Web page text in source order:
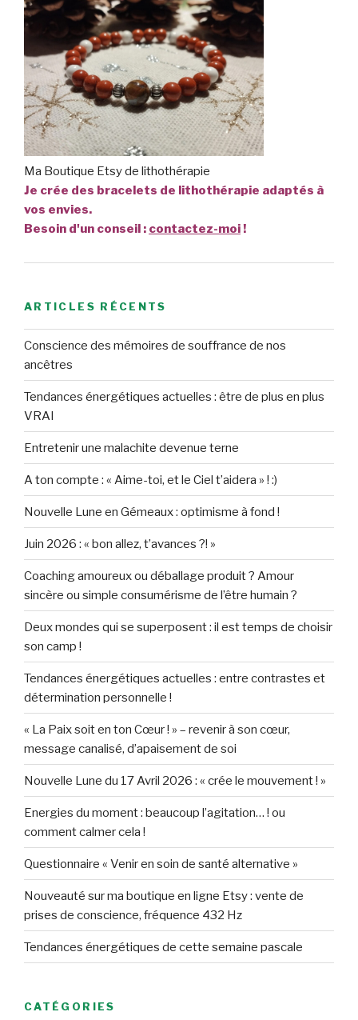
Ma Boutique Etsy de lithothérapie
Je crée des bracelets de lithothérapie adaptés à
vos envies.
Besoin d'un conseil : contactez-moi!
ARTICLES RÉCENTS
Conscience des mémoires de souffrance de nos
ancêtres
Tendances énergétiques actuelles : être de plus en plus
VRAI
Entretenir une malachite devenue terne
A ton compte : « Aime-toi, et le Ciel t’aidera » ! :)
Nouvelle Lune en Gémeaux : optimisme à fond !
Juin 2026 : « bon allez, t’avances ?! »
Coaching amoureux ou déballage produit ? Amour
sincère ou simple consumérisme de l’être humain ?
Deux mondes qui se superposent : il est temps de choisir
son camp !
Tendances énergétiques actuelles : entre contrastes et
détermination personnelle !
« La Paix soit en ton Cœur ! » – revenir à son cœur,
message canalisé, d’apaisement de soi
Nouvelle Lune du 17 Avril 2026 : « crée le mouvement ! »
Energies du moment : beaucoup l’agitation… ! ou
comment calmer cela !
Questionnaire « Venir en soin de santé alternative »
Nouveauté sur ma boutique en ligne Etsy : vente de
prises de conscience, fréquence 432 Hz
Tendances énergétiques de cette semaine pascale
CATÉGORIES